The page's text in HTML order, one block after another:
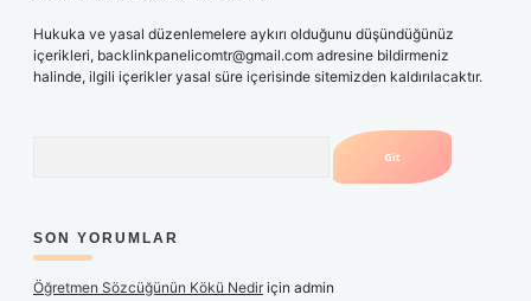
Hukuka ve yasal düzenlemelere aykırı olduğunu düşündüğünüz
içerikleri, backlinkpanelicomtr@gmail.com adresine bildirmeniz
halinde, ilgili içerikler yasal süre içerisinde sitemizden kaldırılacaktır.
SON YORUMLAR
Öğretmen Sözcüğünün Kökü Nediriçin admin